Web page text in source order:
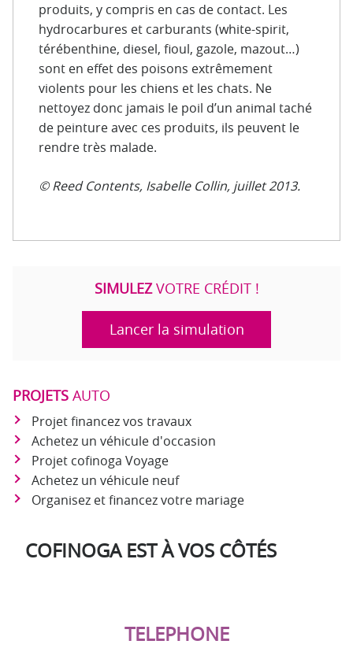
produits, y compris en cas de contact. Les
hydrocarbures et carburants (white-spirit,
térébenthine, diesel, fioul, gazole, mazout…)
sont en effet des poisons extrêmement
violents pour les chiens et les chats. Ne
nettoyez donc jamais le poil d’un animal taché
de peinture avec ces produits, ils peuvent le
rendre très malade.
© Reed Contents, Isabelle Collin, juillet 2013.
SIMULEZVOTRE CRÉDIT !
Lancer la simulation
PROJETS AUTO
Projet financez vos travaux
Achetez un véhicule d'occasion
Projet cofinoga Voyage
Achetez un véhicule neuf
Organisez et financez votre mariage
COFINOGA EST À VOS CÔTÉS
TELEPHONE